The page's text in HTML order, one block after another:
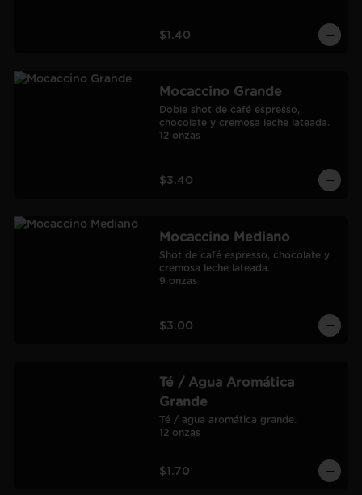
$1.40
Mocaccino Grande
Doble shot de café espresso,
chocolate y cremosa leche lateada.
12 onzas
$3.40
Mocaccino Mediano
Shot de café espresso, chocolate y
cremosa leche lateada.
9 onzas
$3.00
Té / Agua Aromática
Grande
Té / agua aromática grande.
12 onzas
$1.70